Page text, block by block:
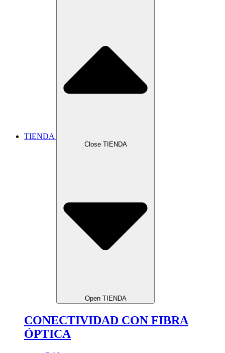
TIENDA
Close TIENDA
Open TIENDA
CONECTIVIDAD CON FIBRA
ÓPTICA